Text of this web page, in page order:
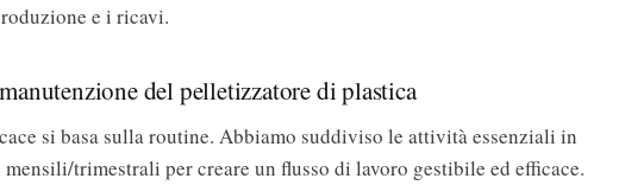
e i ricavi.
del pelletizzatore di plastica
si basa sulla routine. Abbiamo suddiviso le attività essenziali in
trimestrali per creare un flusso di lavoro gestibile ed efficace.